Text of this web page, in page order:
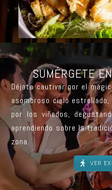
SUMÉRGETE
Déjate cautivar por el
asombroso cielo
por los viñedos,
aprendiendo sobre la
zona.
VER